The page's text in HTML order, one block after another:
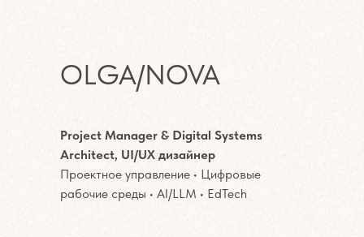
OLGA/NOVA
Project Manager & Digital Systems
Architect, UI/UX дизайнер
Проектное управление • Цифровые
рабочие среды • AI/LLM • EdTech